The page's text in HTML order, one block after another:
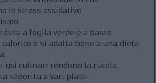
lo stress ossidativo
a foglia verde è a basso
e si adatta bene a una dieta
usi culinari rendono la rucola
saporita a vari piatti.